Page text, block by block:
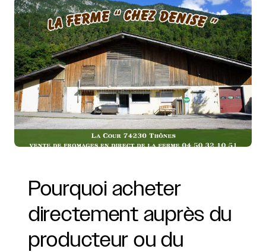
Pourquoi acheter
directement auprès du
producteur ou du